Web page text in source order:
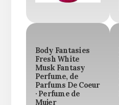
Body Fantasies
Fresh White
Musk Fantasy
Perfume, de
Parfums De Coeur
· Perfume de
Mujer